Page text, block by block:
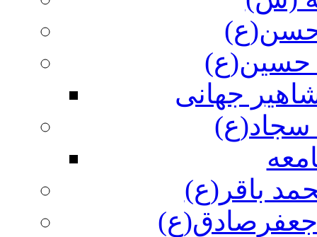
حسن(ع)
حسین(ع)
جهانی
سجاد(ع)
باقر(ع)
جعفرصادق(ع)